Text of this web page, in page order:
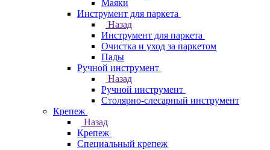
Маяки
Инструмент для паркета
Назад
Инструмент для паркета
Очистка и уход за паркетом
Пады
Ручной инструмент
Назад
Ручной инструмент
Столярно-слесарный инструмент
Крепеж
Назад
Крепеж
Специальный крепеж